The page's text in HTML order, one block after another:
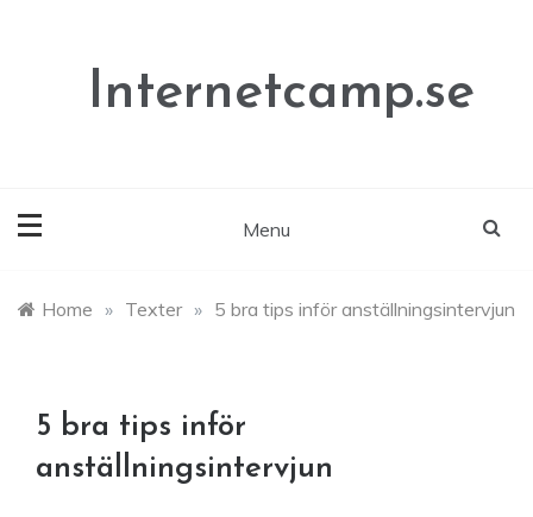
Internetcamp.se
Menu
Home » Texter » 5 bra tips inför anställningsintervjun
5 bra tips inför
anställningsintervjun